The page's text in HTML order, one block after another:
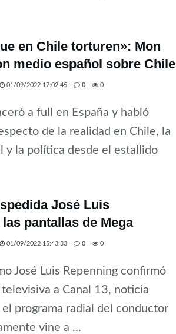
en Chile torturen»: Mon
medio español sobre Chile
01/09/2022 17:02:45 0 0
a full en España y habló
de la realidad en Chile, la
y la política desde el estallido
José Luis
pantallas de Mega
01/09/2022 15:43:33 0 0
José Luis Repenning confirmó
a Canal 13, noticia
programa radial del conductor
vine a ...